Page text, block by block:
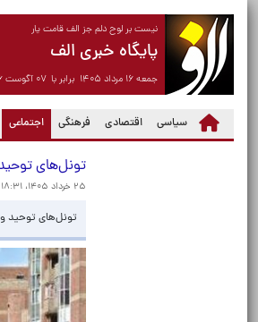
نیست بر لوح دلم جز الف قامت یار
پایگاه خبری الف
جمعه ۱۶ مرداد ۱۴۰۵ برابر با ۰۷ آگوست ۲۰۲۶
سیاسی اقتصادی فرهنگی اجتماعی
(current)
تونل‌های
۲۵ خرداد ۱۴۰۵، ۱۸:۳۱
تونل‌های